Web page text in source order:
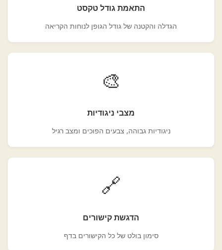
התאמת גודל טקסט
הגדלה והקטנה של גודל הגופן לנוחות הקריאה
🎨
מצבי ניגודיות
ניגודיות גבוהה, צבעים הפוכים ומצב רגיל
🔗
הדגשת קישורים
סימון בולט של כל הקישורים בדף